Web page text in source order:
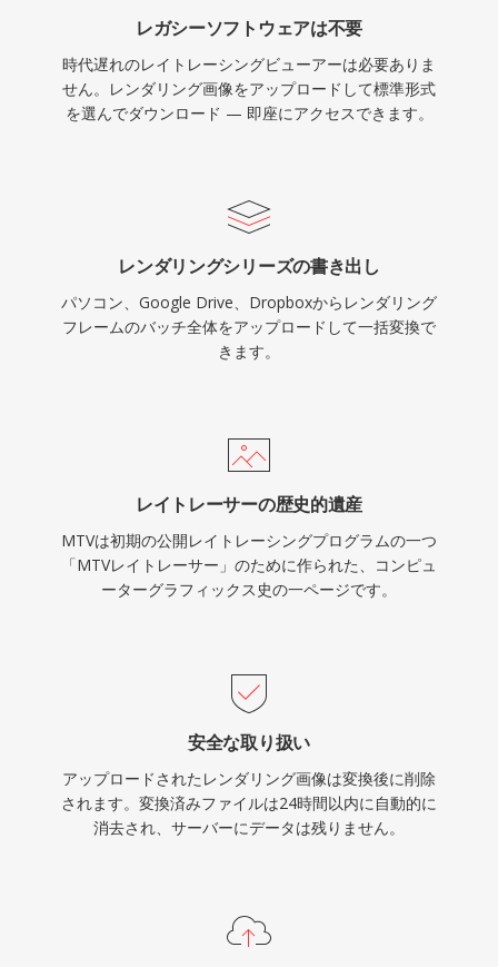
レガシーソフトウェアは不要
時代遅れのレイトレーシングビューアーは必要ありま
せん。レンダリング画像をアップロードして標準形式
を選んでダウンロード — 即座にアクセスできます。
レンダリングシリーズの書き出し
パソコン、Google Drive、Dropboxからレンダリング
フレームのバッチ全体をアップロードして一括変換で
きます。
レイトレーサーの歴史的遺産
MTVは初期の公開レイトレーシングプログラムの一つ
「MTVレイトレーサー」のために作られた、コンピュ
ーターグラフィックス史の一ページです。
安全な取り扱い
アップロードされたレンダリング画像は変換後に削除
されます。変換済みファイルは24時間以内に自動的に
消去され、サーバーにデータは残りません。